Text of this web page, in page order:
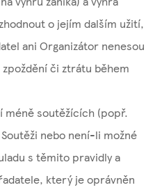
o jejím dalším užití,
ani Organizátor nenesou
či ztrátu během
méně soutěžících (popř.
nebo není-li možné
s těmito pravidly a
který je oprávněn